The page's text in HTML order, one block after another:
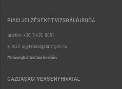
PIACI JELZÉSEKET VIZSGÁLÓ IRODA
telefon: +36 (1) 472-8851
e-mail: ugyfelszolgalat@gvh.hu
Minőségbiztosítási kérdőív
GAZDASÁGI VERSENYHIVATAL